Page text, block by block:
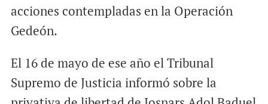
acciones contempladas en la Operación
Gedeón.
El 16 de mayo de ese año el Tribunal
Supremo de Justicia informó sobre la